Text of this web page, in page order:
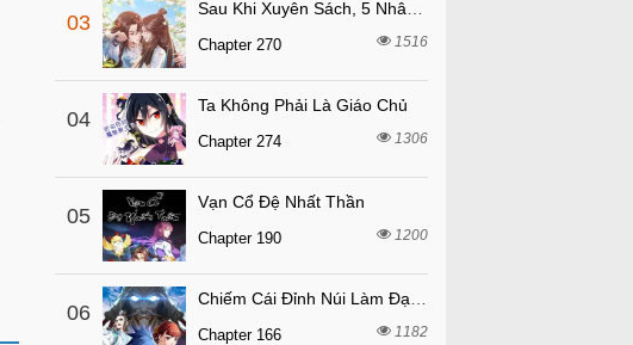
03
Chapter 270 1516
04
Ta Không Phải Là Giáo Chủ
Chapter 274 1306
05
Vạn Cổ Đệ Nhất Thần
Chapter 190 1200
06
Chapter 166 1182